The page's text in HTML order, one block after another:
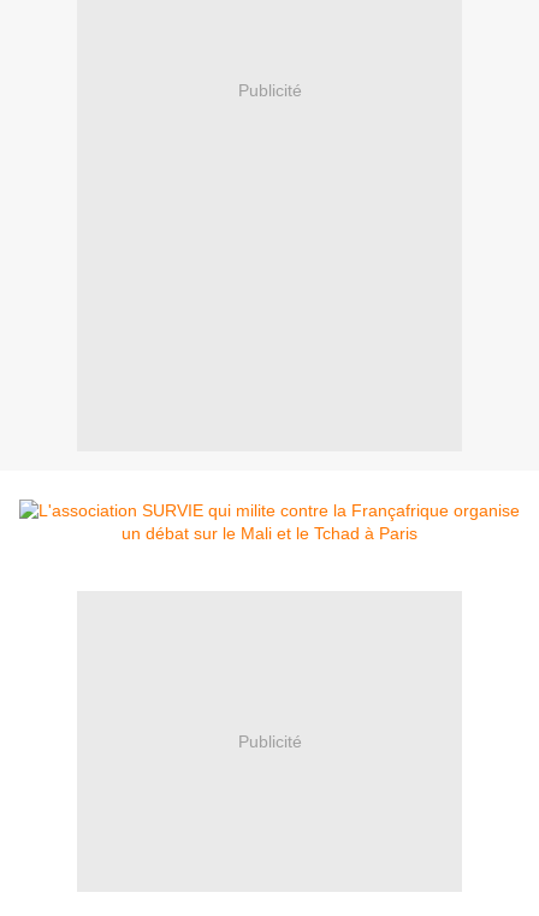
Publicité
Publicité